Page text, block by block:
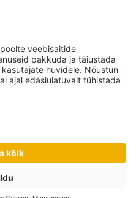
2.floor
of the
Resto
этаж (вход со
ресторана
(+372) 600